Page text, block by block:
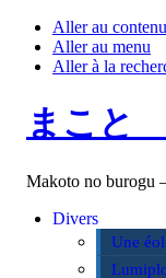
Aller au contenu
Aller au menu
Aller à la
まこ
Makoto no
Divers
Une